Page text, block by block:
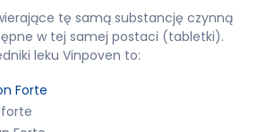
tę samą substancję czynną
w tej samej postaci (tabletki).
leku Vinpoven to:
Forte